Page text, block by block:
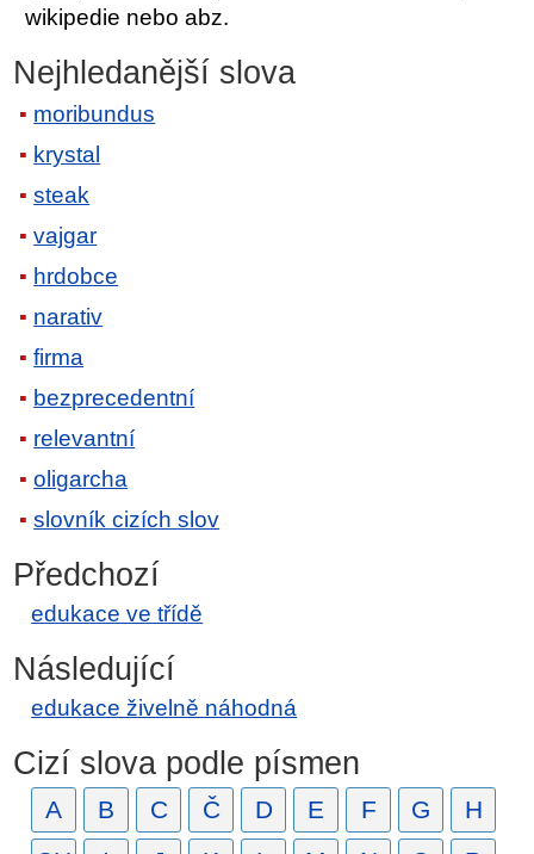
wikipedie nebo abz.
Nejhledanější slova
moribundus
krystal
steak
vajgar
hrdobce
narativ
firma
bezprecedentní
relevantní
oligarcha
slovník cizích slov
Předchozí
edukace ve třídě
Následující
edukace živelně náhodná
Cizí slova podle písmen
A B C Č D E F G
H